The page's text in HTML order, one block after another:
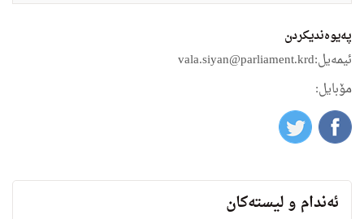
په‌یوه‌ندیكردن
ئیمه‌یل:vala.siyan@parliament.krd
مۆبایل:
ئه‌ندام و لیسته‌كان